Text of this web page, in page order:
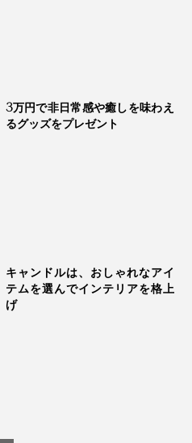
3万円で非日常感や癒しを味わえ
るグッズをプレゼント
キャンドルは、おしゃれなアイ
テムを選んでインテリアを格上
げ